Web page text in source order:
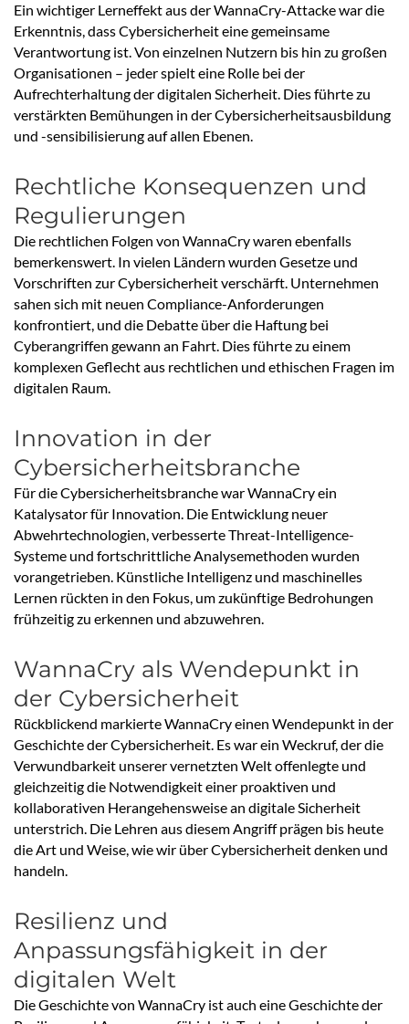
Ein wichtiger Lerneffekt aus der WannaCry-Attacke war die
Erkenntnis, dass Cybersicherheit eine gemeinsame
Verantwortung ist. Von einzelnen Nutzern bis hin zu großen
Organisationen – jeder spielt eine Rolle bei der
Aufrechterhaltung der digitalen Sicherheit. Dies führte zu
verstärkten Bemühungen in der Cybersicherheitsausbildung
und -sensibilisierung auf allen Ebenen.
Rechtliche Konsequenzen und
Regulierungen
Die rechtlichen Folgen von WannaCry waren ebenfalls
bemerkenswert. In vielen Ländern wurden Gesetze und
Vorschriften zur Cybersicherheit verschärft. Unternehmen
sahen sich mit neuen Compliance-Anforderungen
konfrontiert, und die Debatte über die Haftung bei
Cyberangriffen gewann an Fahrt. Dies führte zu einem
komplexen Geflecht aus rechtlichen und ethischen Fragen im
digitalen Raum.
Innovation in der
Cybersicherheitsbranche
Für die Cybersicherheitsbranche war WannaCry ein
Katalysator für Innovation. Die Entwicklung neuer
Abwehrtechnologien, verbesserte Threat-Intelligence-
Systeme und fortschrittliche Analysemethoden wurden
vorangetrieben. Künstliche Intelligenz und maschinelles
Lernen rückten in den Fokus, um zukünftige Bedrohungen
frühzeitig zu erkennen und abzuwehren.
WannaCry als Wendepunkt in
der Cybersicherheit
Rückblickend markierte WannaCry einen Wendepunkt in der
Geschichte der Cybersicherheit. Es war ein Weckruf, der die
Verwundbarkeit unserer vernetzten Welt offenlegte und
gleichzeitig die Notwendigkeit einer proaktiven und
kollaborativen Herangehensweise an digitale Sicherheit
unterstrich. Die Lehren aus diesem Angriff prägen bis heute
die Art und Weise, wie wir über Cybersicherheit denken und
handeln.
Resilienz und
Anpassungsfähigkeit in der
digitalen Welt
Die Geschichte von WannaCry ist auch eine Geschichte der